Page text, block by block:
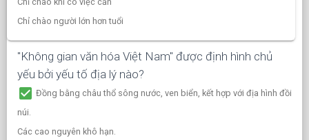
Chỉ chào người lớn hơn tuổi
"Không gian văn hóa Việt Nam" được định hình chủ
yếu bởi yếu tố địa lý nào?
check_box Đồng bằng châu thổ sông nước, ven biển, kết hợp với địa hình đồi
núi.
Các cao nguyên khô hạn.